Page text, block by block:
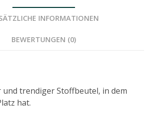
INFORMATIONEN
BEWERTUNGEN (0)
und trendiger Stoffbeutel, in dem
hat.